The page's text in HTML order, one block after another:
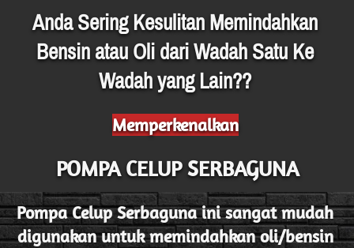
Anda Sering Kesulitan Memindahkan
Bensin atau Oli dari Wadah Satu Ke
Wadah yang Lain??
Memperkenalkan
POMPA CELUP SERBAGUNA
Pompa Celup Serbaguna ini sangat mudah
digunakan untuk memindahkan oli/bensin